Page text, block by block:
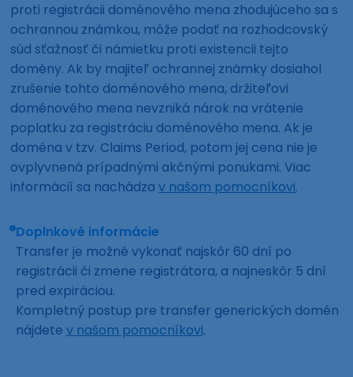
proti registrácii doménového mena zhodujúceho sa s
ochrannou známkou, môže podať na rozhodcovský
súd sťažnosť či námietku proti existencii tejto
domény. Ak by majiteľ ochrannej známky dosiahol
zrušenie tohto doménového mena, držiteľovi
doménového mena nevzniká nárok na vrátenie
poplatku za registráciu doménového mena. Ak je
doména v tzv. Claims Period, potom jej cena nie je
ovplyvnená prípadnými akčnými ponukami. Viac
informácií sa nachádzav našom pomocníkovi.
Doplnkové informácie
Transfer je možné vykonať najskôr 60 dní po
registrácii či zmene registrátora, a najneskôr 5 dní
pred expiráciou.
Kompletný postup pre transfer generických domén
nájdete v našom pomocníkovi.